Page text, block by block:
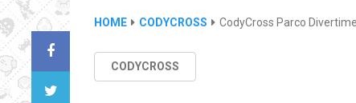
HOME CODYCROSS CodyCross Parco
CODYCROSS